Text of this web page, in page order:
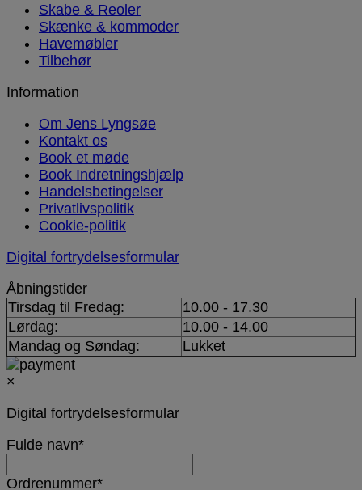
Skabe & Reoler
Skænke & kommoder
Havemøbler
Tilbehør
Information
Om Jens Lyngsøe
Kontakt os
Book et møde
Book Indretningshjælp
Handelsbetingelser
Privatlivspolitik
Cookie-politik
Digital fortrydelsesformular
Åbningstider
Tirsdag til Fredag:
10.00 - 17.30
Lørdag:
10.00 - 14.00
Mandag og Søndag:
Lukket
×
Digital fortrydelsesformular
Fulde navn*
Ordrenummer*